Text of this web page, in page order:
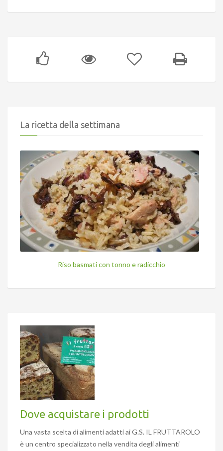
La ricetta della settimana
Riso basmati con tonno e radicchio
Dove acquistare i prodotti
Una vasta scelta di alimenti adatti ai G.S. IL FRUTTAROLO
è un centro specializzato nella vendita degli alimenti